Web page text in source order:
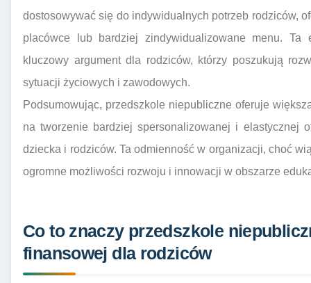
dostosowywać się do indywidualnych potrzeb rodziców,
placówce lub bardziej zindywidualizowane menu. Ta
kluczowy argument dla rodziców, którzy poszukują
sytuacji życiowych i zawodowych.
Podsumowując, przedszkole niepubliczne oferuje
na tworzenie bardziej spersonalizowanej i elastycznej
dziecka i rodziców. Ta odmienność w organizacji, choć
ogromne możliwości rozwoju i innowacji w obszarze
Co to znaczy przedszkole
finansowej dla rodziców